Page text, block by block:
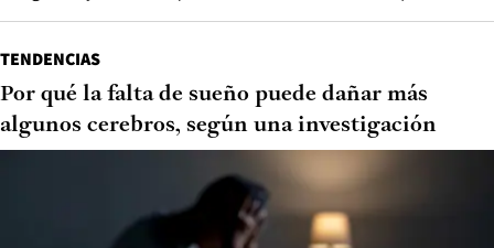
TENDENCIAS
Por qué la falta de sueño puede dañar más
algunos cerebros, según una investigación